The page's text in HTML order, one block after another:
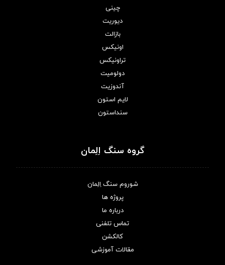
چینی
دیوریت
بازالت
اونیکس
تراونیکس
دولومیت
آندوزیت
لایم استون
سنداستون
گروه سنگ اِلِمان
شوروم سنگ اِلِمان
پروژه ها
درباره ما
تماس تلفنی
کالکشن
مقالات آموزشی